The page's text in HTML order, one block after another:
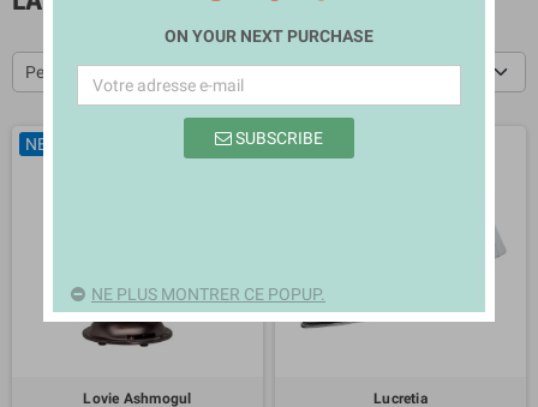
Pertinence
NEUF
Lovie Ashmogul
NEUF
Lucretia
ON YOUR NEXT PURCHASE
SUBSCRIBE
NE PLUS MONTRER CE POPUP.